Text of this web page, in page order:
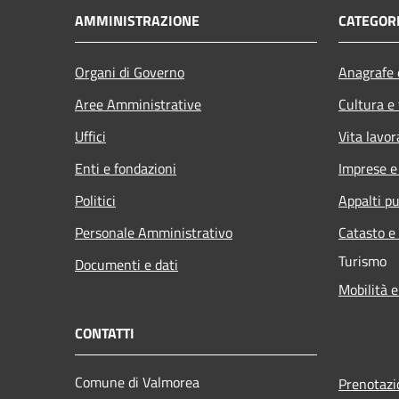
AMMINISTRAZIONE
Organi di Governo
Aree Amministrative
Uffici
Enti e fondazioni
Politici
Personale Amministrativo
Documenti e dati
Cultura
Vita
Imprese
Appalti
Catasto
Turismo
Mobilità
CONTATTI
Comune di Valmorea